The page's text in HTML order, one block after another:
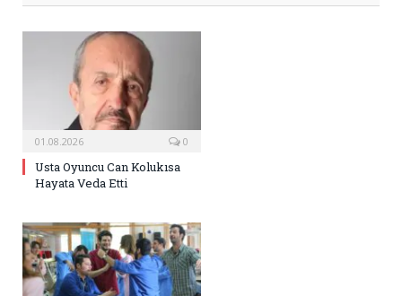
01.08.2026 0
Usta Oyuncu Can Kolukısa
Hayata Veda Etti